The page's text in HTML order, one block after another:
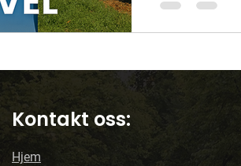
Kontakt oss:
Hjem